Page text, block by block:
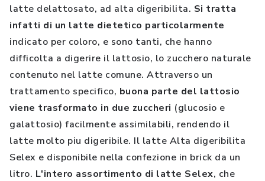
latte delattosato, ad alta digeribilita. Si tratta
infatti di un latte dietetico particolarmente
indicato per coloro, e sono tanti, che hanno
difficolta a digerire il lattosio, lo zucchero naturale
contenuto nel latte comune. Attraverso un
trattamento specifico, buona parte del lattosio
viene trasformato in due zuccheri (glucosio e
galattosio) facilmente assimilabili, rendendo il
latte molto piu digeribile. Il latte Alta digeribilita
Selex e disponibile nella confezione in brick da un
litro. L'intero assortimento di latte Selex, che